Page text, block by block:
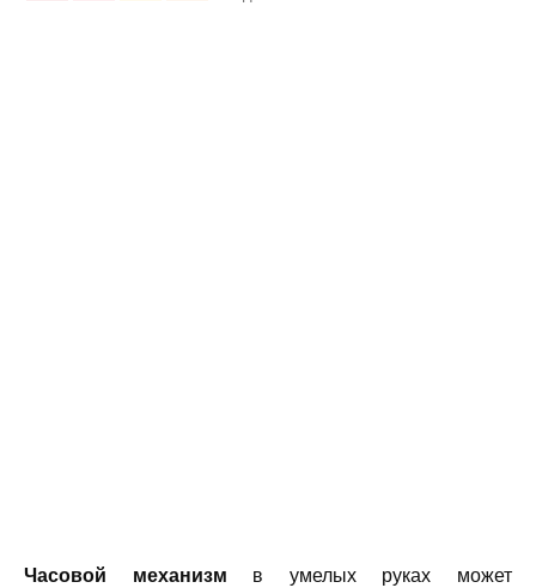
Часовой механизм в умелых руках может